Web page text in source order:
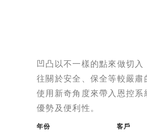
凹凸以不一樣的點來做切入
往關於安全、保全等較嚴肅
使用新奇角度來帶入恩控系
優勢及便利性。
年份 客戶